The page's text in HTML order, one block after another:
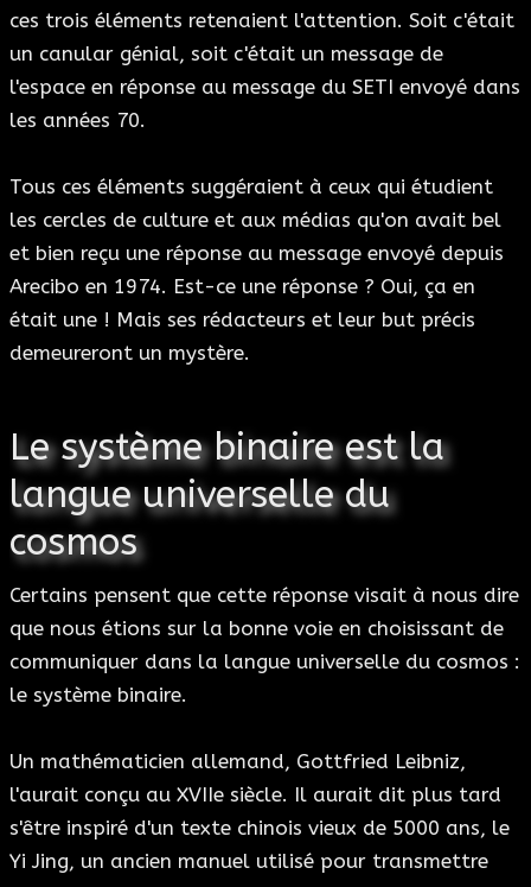
ces trois éléments retenaient l'attention. Soit c'était
un canular génial, soit c'était un message de
l'espace en réponse au message du SETI envoyé dans
les années 70.
Tous ces éléments suggéraient à ceux qui étudient
les cercles de culture et aux médias qu'on avait bel
et bien reçu une réponse au message envoyé depuis
Arecibo en 1974. Est-ce une réponse ? Oui, ça en
était une ! Mais ses rédacteurs et leur but précis
demeureront un mystère.
Le système binaire est la
langue universelle du
cosmos
Certains pensent que cette réponse visait à nous dire
que nous étions sur la bonne voie en choisissant de
communiquer dans la langue universelle du cosmos :
le système binaire.
Un mathématicien allemand, Gottfried Leibniz,
l'aurait conçu au XVIIe siècle. Il aurait dit plus tard
s'être inspiré d'un texte chinois vieux de 5000 ans, le
Yi Jing, un ancien manuel utilisé pour transmettre